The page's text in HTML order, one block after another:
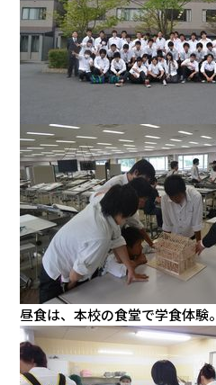
昼食は、本校の食堂で学食体験。